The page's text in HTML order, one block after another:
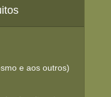
e aos outros)